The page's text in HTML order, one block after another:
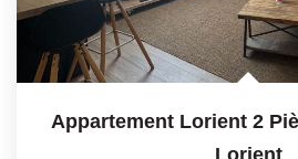
Appartement Lorient 2